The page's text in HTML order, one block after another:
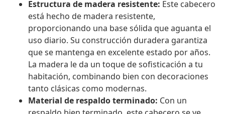
Estructura de madera resistente: Este cabecero
está hecho de madera resistente,
proporcionando una base sólida que aguanta el
uso diario. Su construcción duradera garantiza
que se mantenga en excelente estado por años.
La madera le da un toque de sofisticación a tu
habitación, combinando bien con decoraciones
tanto clásicas como modernas.
Material de respaldo terminado: Con un